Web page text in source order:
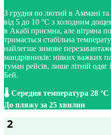
З грудня по лютий в Аммані та
від 5 до 10 °C з холодним
в Акабі приємна, але вітряна
тримається стабільна
найлегше зимове
мандрівників: ніяких важких
туман рейсів, лише літній
Бей.
🌡️ Середня температура 28
До пляжу за 25 хвилин
2